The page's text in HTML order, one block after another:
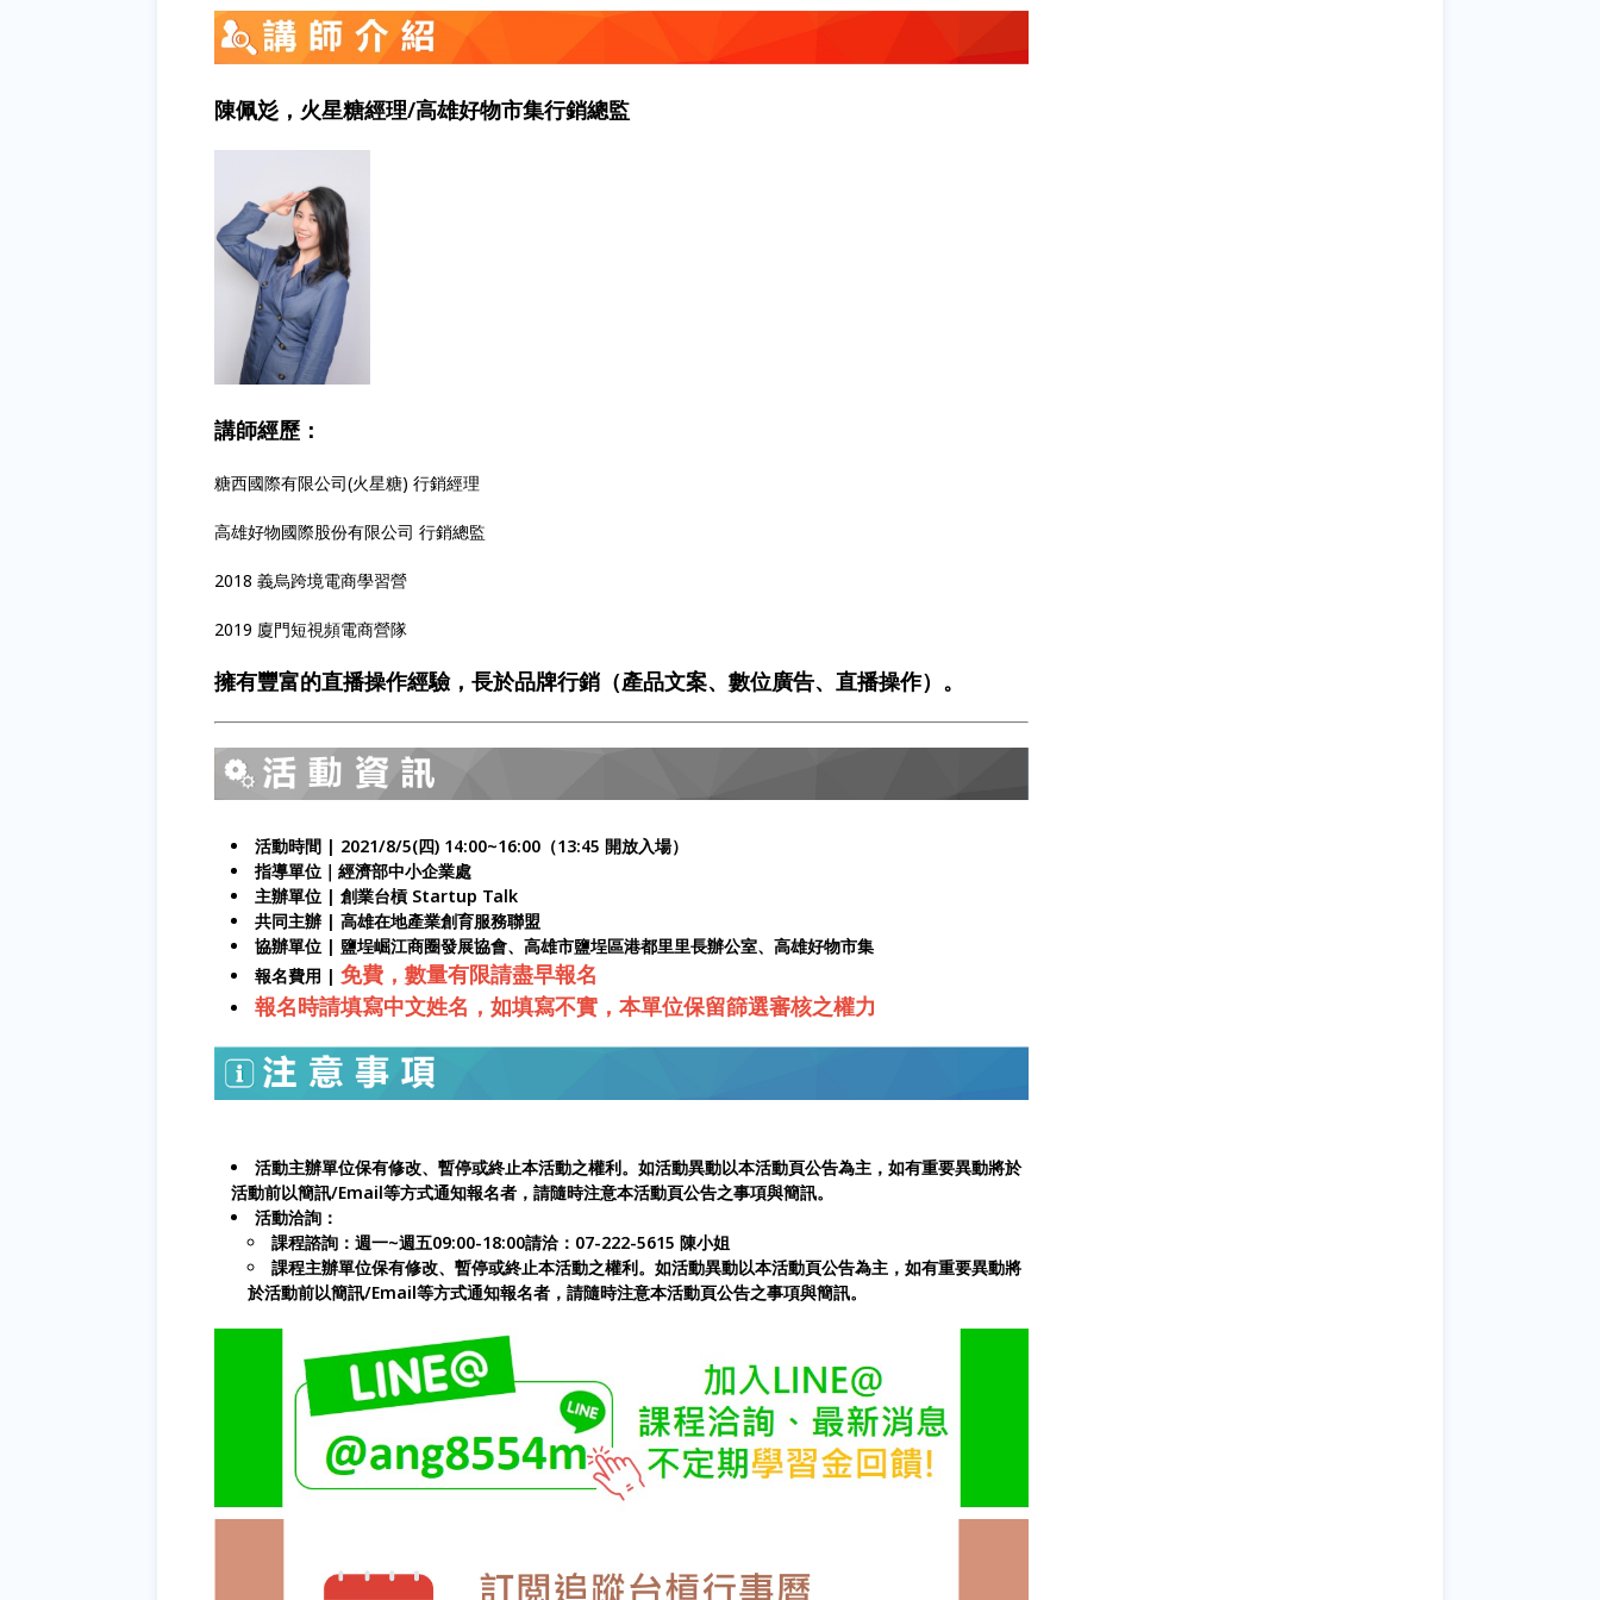
陳佩彣，火星糖經理/高雄好物市集行銷總監
講師經歷：
糖西國際有限公司(火星糖) 行銷經理
高雄好物國際股份有限公司 行銷總監
2018 義烏跨境電商學習營
2019 廈門短視頻電商營隊
擁有豐富的直播操作經驗，長於品牌行銷（產品文案、數位廣告、直播操作） 。
活動時間 | 2021/8/5(四) 14:00~16:00（13:45 開放入場）
指導單位 ｜ 經濟部中小企業處
主辦單位 | 創業台槓 Startup Talk
共同主辦 | 高雄在地產業創育服務聯盟
協辦單位 | 鹽埕崛江商圈發展協會、高雄市鹽埕區港都里里長辦公室、高雄好物市集
報名費用 | 免費，數量有限請盡早報名
報名時請填寫中文姓名，如填寫不實，本單位保留篩選審核之權力
活動主辦單位保有修改、暫停或終止本活動之權利。如活動異動以本活動頁公告為主，如有重要異動將於
活動前以簡訊/Email等方式通知報名者，請隨時注意本活動頁公告之事項與簡訊。
活動洽詢：
課程諮詢：週一~週五09:00-18:00請洽：07-222-5615 陳小姐
課程主辦單位保有修改、暫停或終止本活動之權利。如活動異動以本活動頁公告為主，如有重要異動將
於活動前以簡訊/Email等方式通知報名者，請隨時注意本活動頁公告之事項與簡訊。